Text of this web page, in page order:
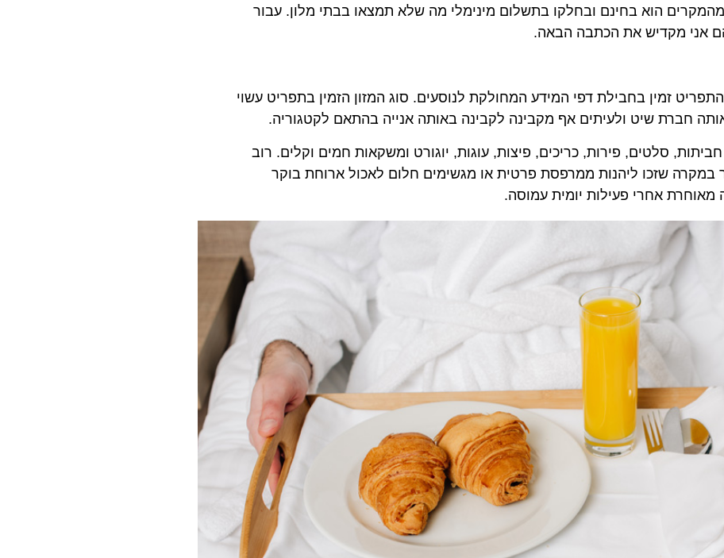
הוא בחינם ובחלקו בתשלום מינימלי מה שלא תמצאו בבתי מלון. עבור
מקדיש את הכתבה הבאה.
זמין בחבילת דפי המידע המחולקת לנוסעים. סוג המזון הזמין בתפריט עשוי
שיט ולעיתים אף מקבינה לקבינה באותה אנייה בהתאם לקטגוריה.
סלטים, פירות, כריכים, פיצות, עוגות, יוגורט ומשקאות חמים וקלים. רוב
שזכו ליהנות ממרפסת פרטית או מגשימים חלום לאכול ארוחת בוקר
אחרי פעילות יומית עמוסה.